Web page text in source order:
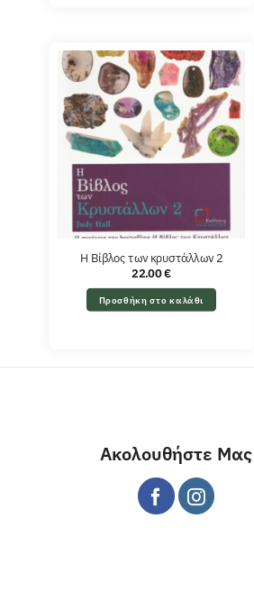
Η Βίβλος των κρυστάλλων 2
22.00€
Προσθήκη στο καλάθι
Ακολουθήστε Μας